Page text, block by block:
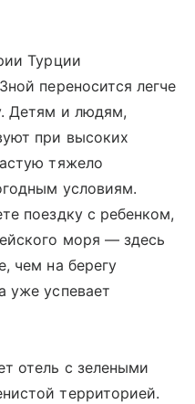
Турции
переносится легче
Детям и людям,
при высоких
тяжело
условиям.
поездку с ребенком,
моря — здесь
чем на берегу
уже успевает
отель с зелеными
территорией.